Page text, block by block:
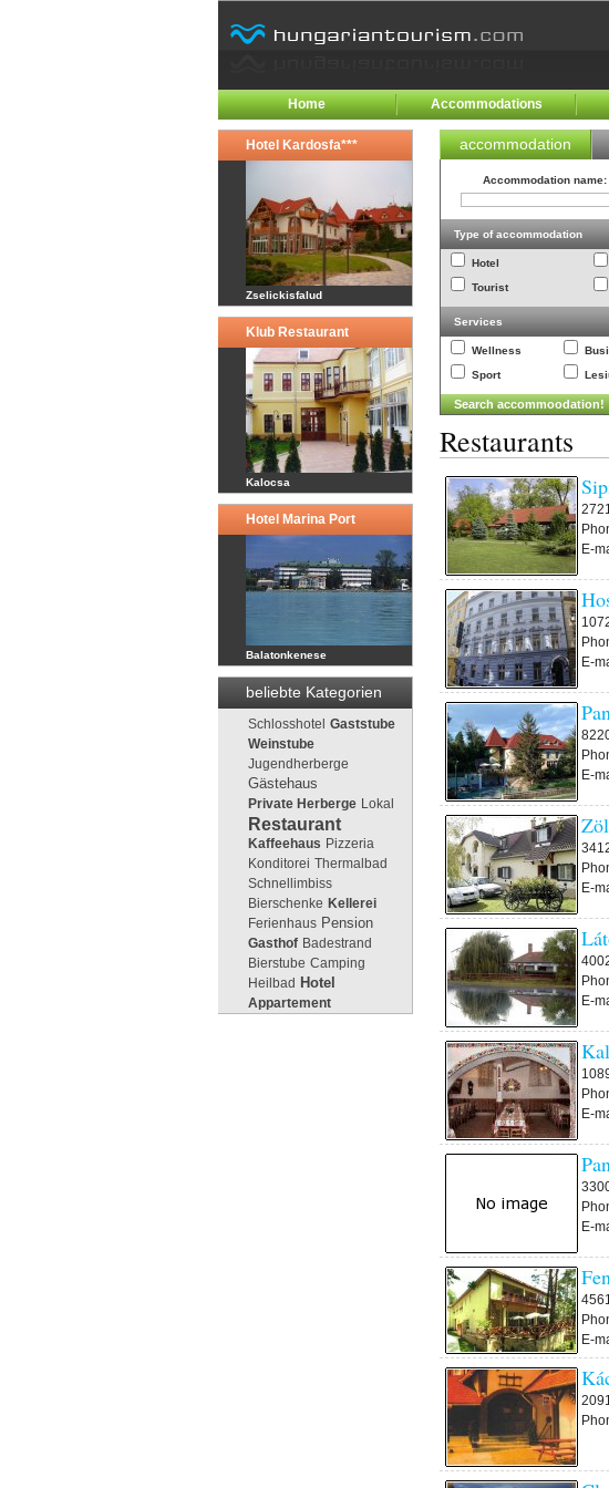
Home Accommodations
Hotel Kardosfa***
Zselickisfalud
Klub Restaurant
Kalocsa
Hotel Marina Port
Balatonkenese
beliebte Kategorien
Schlosshotel Gaststube
Weinstube
Jugendherberge
Gästehaus
Private Herberge Lokal
Restaurant
Kaffeehaus Pizzeria
Konditorei Thermalbad
Schnellimbiss
Bierschenke Kellerei
Ferienhaus Pension
Gasthof Badestrand
Bierstube Camping
Heilbad Hotel
Appartement
accommodation
Accommodation name:
Type of accommodation
Hotel
Tourist
Services
Wellness
Sport
Restaurants
E-
E-
E-
E-
E-
E-
E-
E-